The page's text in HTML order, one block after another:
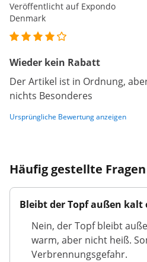
Veröffentlicht auf Expondo
Denmark
Wieder kein Rabatt
Der Artikel ist in Ordnung,
nichts Besonderes
Ursprüngliche Bewertung anzeigen
Häufig gestellte Fragen
Bleibt der Topf außen
Nein, der Topf bleibt
warm, aber nicht heiß.
Verbrennungsgefahr.